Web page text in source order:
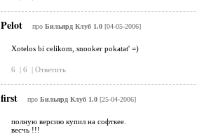
Pelot про Бильярд Клуб 1.0[04-05-2006]
Xotelos bi celikom, snooker pokatat' =)
6 | 6 | Ответить
first про Бильярд Клуб 1.0[25-04-2006]
полную версию купил на софткее.
весчь !!!